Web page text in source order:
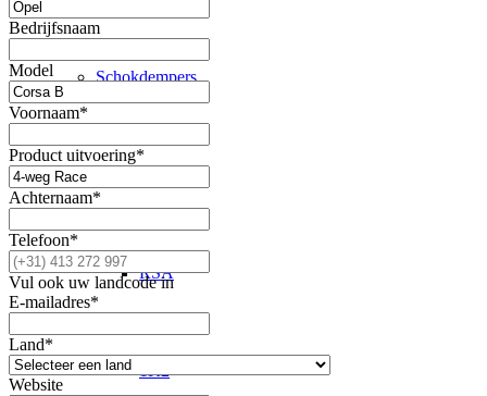
Schokdempers
RSA
1K2
Bedrijfsnaam
Model
Voornaam*
Product uitvoering*
Achternaam*
Telefoon*
Vul ook uw landcode in
E-mailadres*
Land*
Website